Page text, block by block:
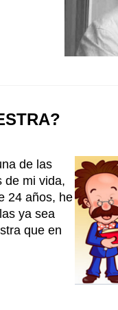
de las
de mi vida,
24 años, he
ya sea
que en